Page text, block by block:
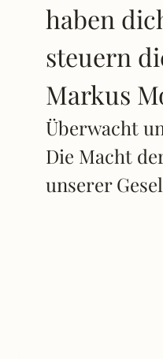
haben
steuern
Markus
Überwacht
Die Macht
unserer